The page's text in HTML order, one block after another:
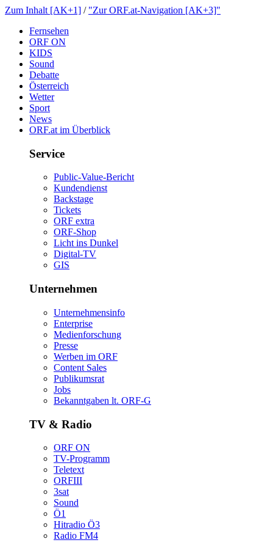
ZumInhalt[AK+1] / "ZurORF.at-Navigation[AK+3]"
Fernsehen
ORFON
KIDS
Sound
Debatte
Österreich
Wetter
Sport
News
ORF.atimÜberblick
Service
Public-Value-Bericht
Kundendienst
Backstage
Tickets
ORFextra
ORF-Shop
LichtinsDunkel
Digital-TV
GIS
Unternehmen
Unternehmensinfo
Enterprise
Medienforschung
Presse
WerbenimORF
ContentSales
Publikumsrat
Jobs
Bekanntgabenlt.ORF-G
TV&Radio
ORFON
TV-Programm
Teletext
ORFIII
3sat
Sound
Ö1
HitradioÖ3
RadioFM4